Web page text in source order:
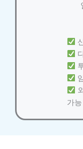
가능